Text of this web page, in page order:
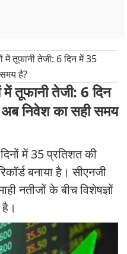
तूफानी तेजी: 6 दिन में 35
है?
तूफानी तेजी: 6 दिन
अब निवेश का सही समय
में 35 प्रतिशत की
बनाया है। सीएनजी
नतीजों के बीच विशेषज्ञों